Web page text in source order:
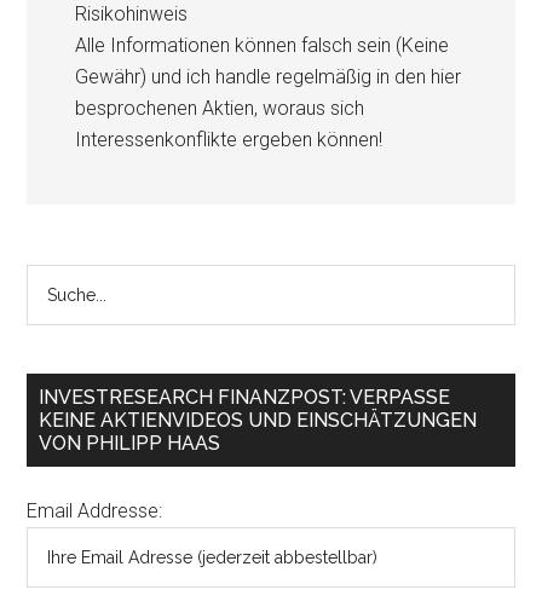
Risikohinweis
Alle Informationen können falsch sein (Keine
Gewähr) und ich handle regelmäßig in den hier
besprochenen Aktien, woraus sich
Interessenkonflikte ergeben können!
INVESTRESEARCH FINANZPOST: VERPASSE
KEINE AKTIENVIDEOS UND EINSCHÄTZUNGEN
VON PHILIPP HAAS
Email Addresse: